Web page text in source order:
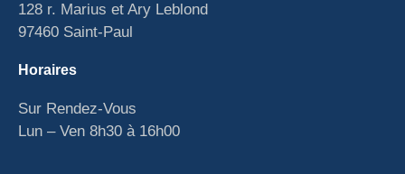
128 r. Marius et Ary Leblond
97460 Saint-Paul
Horaires
Sur Rendez-Vous
Lun – Ven 8h30 à 16h00